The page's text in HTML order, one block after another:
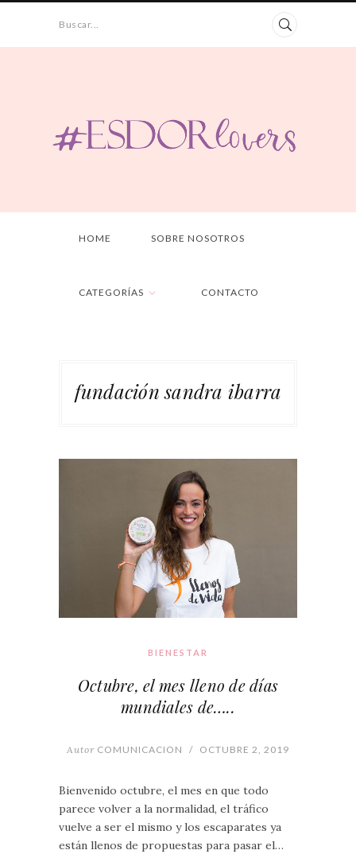
Buscar...
HOME SOBRE NOSOTROS
CATEGORÍAS CONTACTO
fundación sandra ibarra
BIENESTAR
Octubre, el mes lleno de días
mundiales de…..
Autor COMUNICACION / OCTUBRE 2, 2019
Bienvenido octubre, el mes en que todo
parece volver a la normalidad, el tráfico
vuelve a ser el mismo y los escaparates ya
están llenos de propuestas para pasar el…